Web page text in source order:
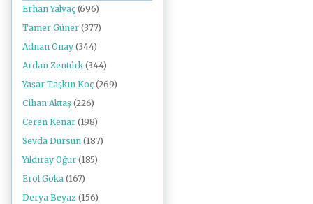
Erhan Yalvaç (696)
Tamer Güner (377)
Adnan Onay (344)
Ardan Zentürk (344)
Yaşar Taşkın Koç (269)
Cihan Aktaş (226)
Ceren Kenar (198)
Sevda Dursun (187)
Yıldıray Oğur (185)
Erol Göka (167)
Derya Beyaz (156)